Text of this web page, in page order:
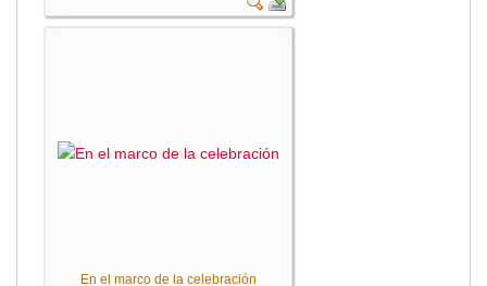
En el marco de la celebración